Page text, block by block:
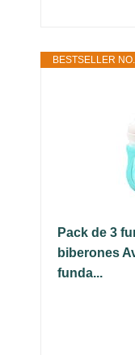
BESTSELLER
Pack de 3
biberones
funda...